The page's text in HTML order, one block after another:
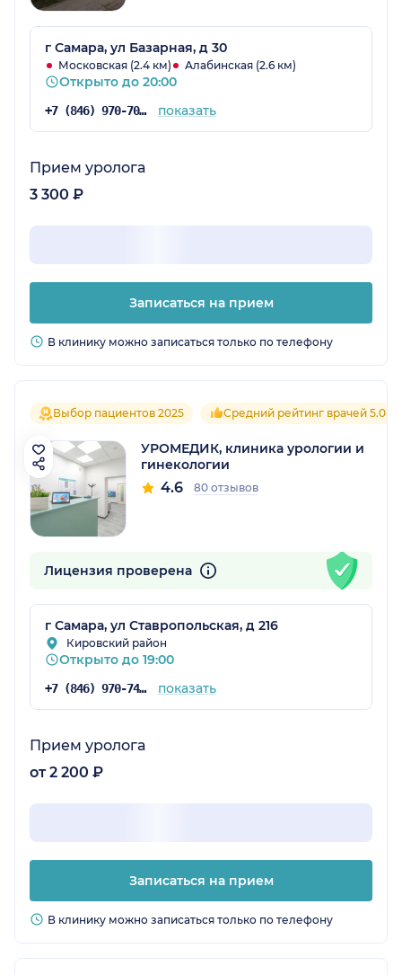
г Самара, ул Базарная, д 30
Московская (2.4 км) Алабинская (2.6 км)
Открыто до 20:00
+7 (846) 970-70-83 показать
Прием уролога
3 300 ₽
Записаться на прием
В клинику можно записаться только по телефону
Выбор пациентов 2025 Средний рейтинг врачей 5.0
УРОМЕДИК, клиника урологии и
гинекологии
4.6 80 отзывов
Лицензия проверена
г Самара, ул Ставропольская, д 216
Кировский район
Открыто до 19:00
+7 (846) 970-74-09 показать
Прием уролога
от 2 200 ₽
Записаться на прием
В клинику можно записаться только по телефону